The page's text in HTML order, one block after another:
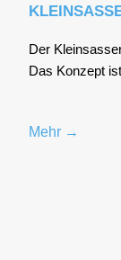
Der
Das Kon­zept
Mehr →